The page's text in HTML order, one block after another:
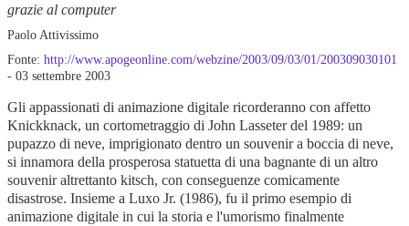
grazie al computer
Paolo Attivissimo
Fonte: http://www.apogeonline.com/webzine/2003/09/03/01/200309030101
- 03 settembre 2003
Gli appassionati di animazione digitale ricorderanno con affetto
Knickknack, un cortometraggio di John Lasseter del 1989: un
pupazzo di neve, imprigionato dentro un souvenir a boccia di neve,
si innamora della prosperosa statuetta di una bagnante di un altro
souvenir altrettanto kitsch, con conseguenze comicamente
disastrose. Insieme a Luxo Jr. (1986), fu il primo esempio di
animazione digitale in cui la storia e l'umorismo finalmente